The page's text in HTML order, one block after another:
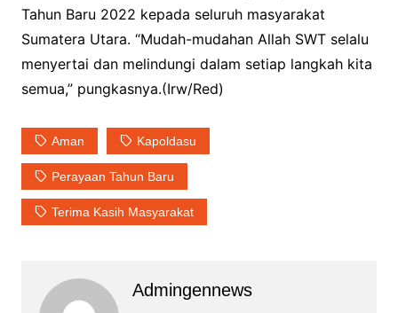
Tahun Baru 2022 kepada seluruh masyarakat
Sumatera Utara. “Mudah-mudahan Allah SWT selalu
menyertai dan melindungi dalam setiap langkah kita
semua,” pungkasnya.(Irw/Red)
Aman Kapoldasu
Perayaan Tahun Baru
Terima Kasih Masyarakat
Admingennews